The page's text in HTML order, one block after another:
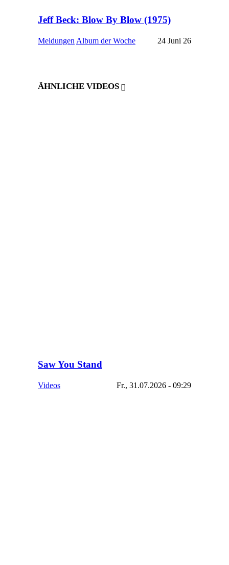
Jeff Beck: Blow By Blow (1975)
Meldungen Album der Woche 24 Juni 26
ÄHNLICHE VIDEOS
Saw You Stand
Videos Fr., 31.07.2026 - 09:29